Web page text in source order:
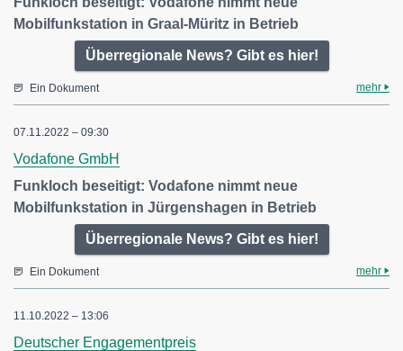
Mobilfunkstation in Graal-Müritz in Betrieb
Überregionale News? Gibt es hier!
Ein Dokument mehr
07.11.2022 – 09:30
Vodafone GmbH
Funkloch beseitigt: Vodafone nimmt neue
Mobilfunkstation in Jürgenshagen in Betrieb
Überregionale News? Gibt es hier!
Ein Dokument mehr
11.10.2022 – 13:06
Deutscher Engagementpreis